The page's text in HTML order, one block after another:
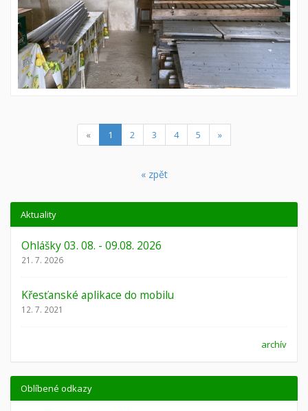
« 1 (current)
2 3 4 5 »
« zpět
Aktuality
Ohlášky 03. 08. - 09.08. 2026
21. 7. 2026
Křesťanské aplikace do mobilu
12. 7. 2021
archív
Oblíbené odkazy